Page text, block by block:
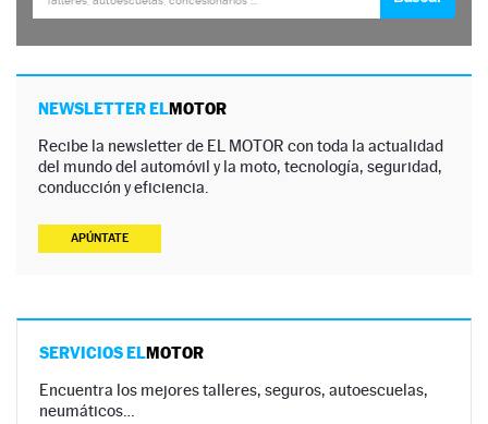
NEWSLETTER ELMOTOR
Recibe la newsletter de EL MOTOR con toda la actualidad
del mundo del automóvil y la moto, tecnología, seguridad,
conducción y eficiencia.
APÚNTATE
SERVICIOS ELMOTOR
Encuentra los mejores talleres, seguros, autoescuelas,
neumáticos…